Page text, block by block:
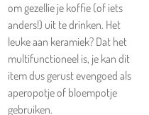
om gezellie je koffie (of iets
anders!) uit te drinken. Het
leuke aan keramiek? Dat het
multifunctioneel is, je kan dit
item dus gerust evengoed als
aperopotje of bloempotje
gebruiken.